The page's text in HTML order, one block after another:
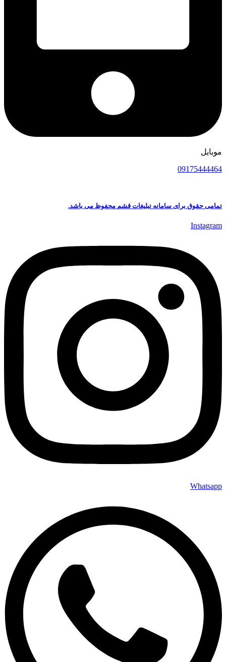
موبایل
09175444464
تمامی حقوق برای سامانه تبلیغات قشم محفوظ می باشد.
Instagram
Whatsapp